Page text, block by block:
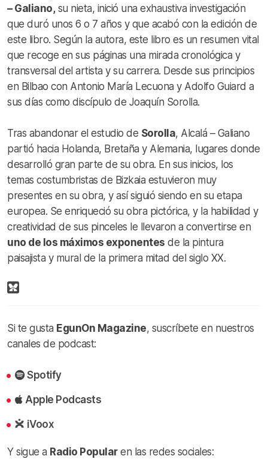
– Galiano, su nieta, inició una exhaustiva investigación
que duró unos 6 o 7 años y que acabó con la edición de
este libro. Según la autora, este libro es un resumen vital
que recoge en sus páginas una mirada cronológica y
transversal del artista y su carrera. Desde sus principios
en Bilbao con Antonio María Lecuona y Adolfo Guiard a
sus días como discípulo de Joaquín Sorolla.
Tras abandonar el estudio de Sorolla, Alcalá – Galiano
partió hacia Holanda, Bretaña y Alemania, lugares donde
desarrolló gran parte de su obra. En sus inicios, los
temas costumbristas de Bizkaia estuvieron muy
presentes en su obra, y así siguió siendo en su etapa
europea. Se enriqueció su obra pictórica, y la habilidad y
creatividad de sus pinceles le llevaron a convertirse en
uno de los máximos exponentes de la pintura
paisajista y mural de la primera mitad del siglo XX.
Si te gusta EgunOn Magazine, suscríbete en nuestros
canales de podcast:
Spotify
Apple Podcasts
iVoox
Y sigue a Radio Popularen las redes sociales: